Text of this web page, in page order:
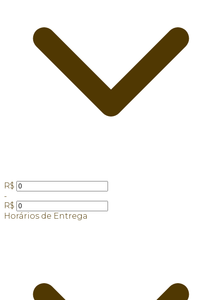
R$
-
R$
Horários de Entrega